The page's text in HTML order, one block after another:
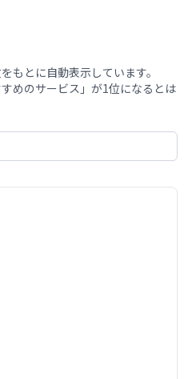
もとに自動表示しています。
めのサービス」が1位になるとは